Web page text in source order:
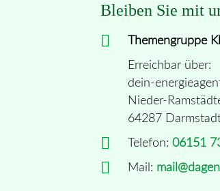
Bleiben Sie mit
Themengruppe
Erreichbar über:
dein-
Nieder-
64287
Telefon: 06151
Mail: